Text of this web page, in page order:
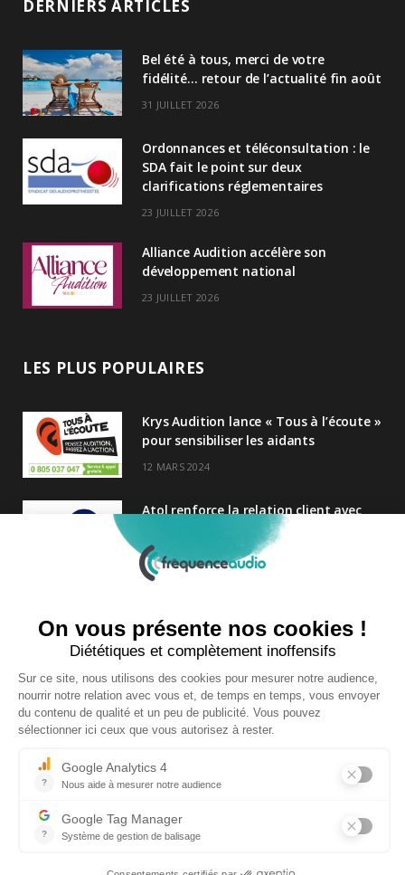
e
n
DERNIERS ARTICLES
Bel été à tous, merci de votre
fidélité… retour de l’actualité fin août
31 JUILLET 2026
Ordonnances et téléconsultation : le
SDA fait le point sur deux
clarifications réglementaires
23 JUILLET 2026
Alliance Audition accélère son
développement national
23 JUILLET 2026
LES PLUS POPULAIRES
Krys Audition lance « Tous à l’écoute »
pour sensibiliser les aidants
12 MARS 2024
Atol renforce la relation client avec
une nouvelle campagne axée sur la
satisfaction
25 FÉVRIER 2025
Audition Conseil
27 MARS 2024
Copyright © 2026 | Tous droits réservés |
Politique de confidentialité|Plan du site Visiperf